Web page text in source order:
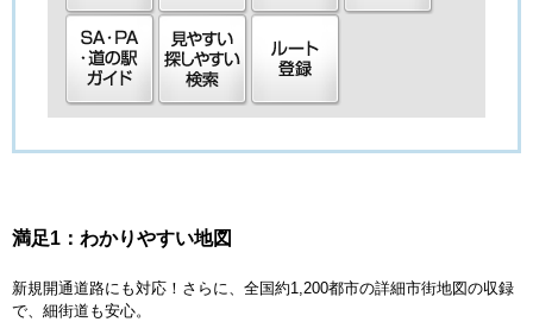
満足1：わかりやすい地図
新規開通道路にも対応！さらに、全国約1,200都市の詳細市街地図の収録
で、細街道も安心。